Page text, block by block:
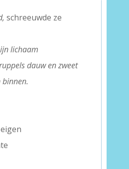
schreeuwde ze
lichaam
dauw en zweet